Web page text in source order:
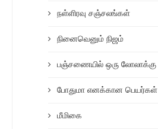
நள்ளிரவு சஞ்சலங்கள்
நினைவெனும் நிஜம்
பஞ்சணையில் ஒரு லோலாக்கு
போதுமா எனக்கான பெயர்கள்
மீமிகை